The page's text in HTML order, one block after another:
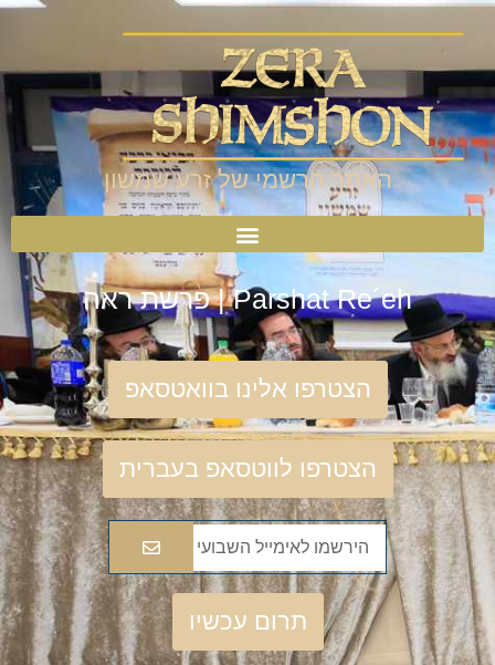
האתר הרשמי של זרע שמשון
Parshat Re´eh | פרשת ראה
הצטרפו אלינו בוואטסאפ
הצטרפו לווטסאפ בעברית
תרום עכשיו